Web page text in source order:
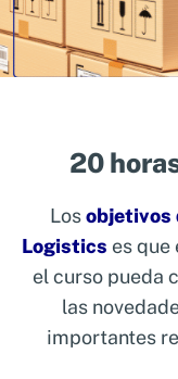
20
Losobjetivos
Logistics es que
el curso pueda
las
importantes